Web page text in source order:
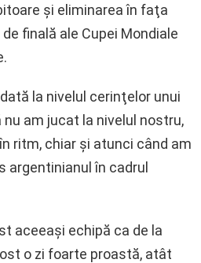
şi eliminarea în faţa
finală ale Cupei Mondiale
la nivelul cerinţelor unui
am jucat la nivelul nostru,
ritm, chiar şi atunci când am
argentinianul în cadrul
aceeaşi echipă ca de la
o zi foarte proastă, atât